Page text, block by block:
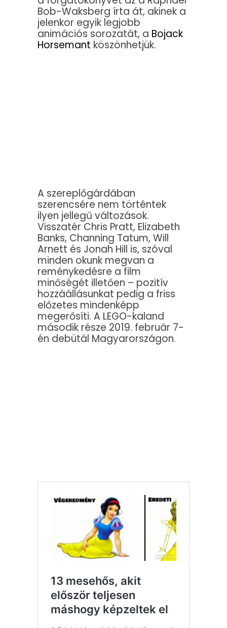
Bob-Waksberg írta át, akinek a
jelenkor egyik legjobb
animációs sorozatát, a Bojack
Horsemant köszönhetjük.
A szereplőgárdában
szerencsére nem történtek
ilyen jellegű változások.
Visszatér Chris Pratt, Elizabeth
Banks, Channing Tatum, Will
Arnett és Jonah Hill is, szóval
minden okunk megvan a
reménykedésre a film
minőségét illetően – pozitív
hozzáállásunkat pedig a friss
előzetes mindenképp
megerősíti. A LEGO-kaland
második része 2019. február 7-
én debütál Magyarországon.